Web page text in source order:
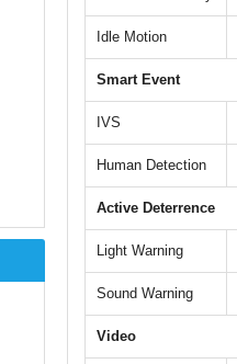
Idle Motion
Smart Event
IVS
Human Detection
Active Deterrence
Light Warning
Sound Warning
Video